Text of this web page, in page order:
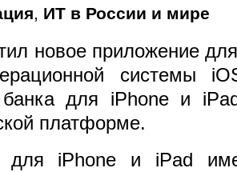
, ИТ в России и мире
новое приложение
системы
банка для iPhone и
платформе.
для iPhone и iPad